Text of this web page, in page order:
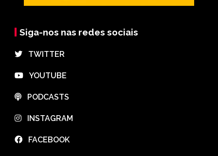
Siga-nos nas redes sociais
⠀TWITTER
⠀YOUTUBE
⠀PODCASTS
⠀INSTAGRAM
⠀FACEBOOK